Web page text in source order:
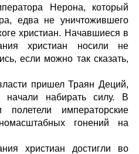
Нерона, который
едва не уничтожившего
христиан. Начавшиеся в
христиан носили не
если можно так сказать,
пришел Траян Деций,
начали набирать силу. В
императорские
гонений на
христиан достигли во